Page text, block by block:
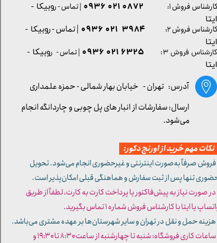
کارشناس فروش ۳: ۶۳۲۵ ۰۲۱ ۰۹۳۶ | تماس - روبیکا -
ایتا
آدرس: تهران - خیابان بهار شمالی - حمزه علمداری
مهم خرید از اورنج دکور:
صرفاً به‌صورت اینترنتی و غیرحضوری انجام می‌شود. تحویل
تنها پس از ثبت سفارش و هماهنگی قبلی امکان‌پذیر است.
صورت نیاز به پیش‌فاکتور یا پرداخت کارت به کارت، لطفاً از طریق
یا ایتا با کارشناس فروش شماره ۱ تماس بگیرید.
حمل و نقل در تهران و سایر شهرستان‌ها بر عهده مشتری می‌باشد.
- ساعات کاری فروشگاه: شنبه تا چهارشنبه از ساعت ۸:۳۰ تا ۱۹:۳۰ و
کارشناس فروش ۱: 0872 021 0936 | تماس - روبیکا -
ایتا
کارشناس فروش ۲:
۳۹۸۴ ۰۲۱ ۰۹۳۶ | تماس - روبیکا -
ایتا
ارسال: سفارشات از انبار های پل چوبی و چاردانگه انجام
می‌شود.